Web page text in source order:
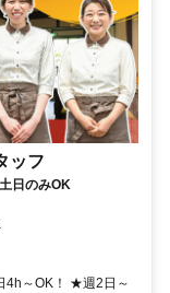
ッフ
日のみOK
4h～OK！ ★週2日～